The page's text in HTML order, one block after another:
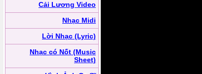
Cải Lương Video
Nhạc Midi
Lời Nhạc (Lyric)
Nhạc có Nốt (Music
Sheet)